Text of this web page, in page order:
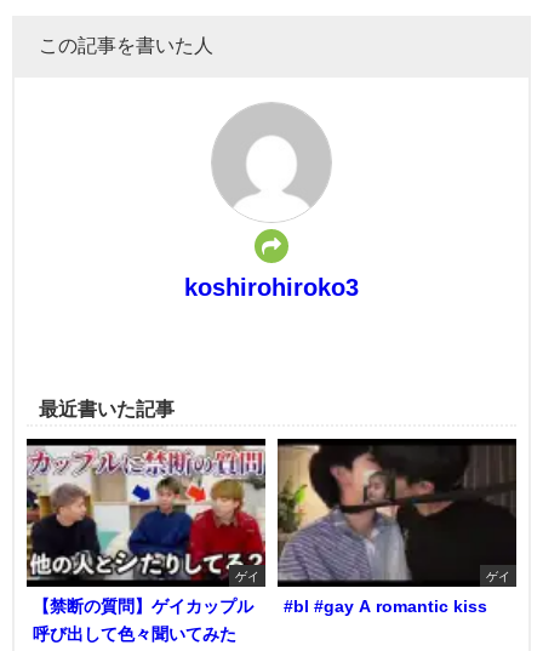
この記事を書いた人
koshirohiroko3
最近書いた記事
ゲイ
【禁断の質問】ゲイカップル
呼び出して色々聞いてみた
ゲイ
#bl #gay A romantic kiss